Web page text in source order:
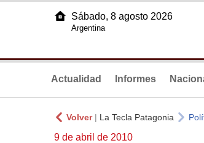
Sábado, 8 agosto 2026
Argentina
Actualidad Informes
Volver| La Tecla Patagonia
9 de abril de 2010